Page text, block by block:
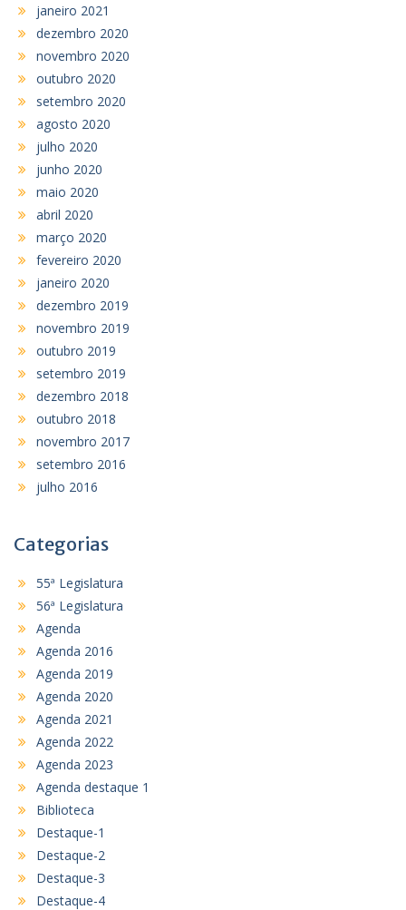
janeiro 2021
dezembro 2020
novembro 2020
outubro 2020
setembro 2020
agosto 2020
julho 2020
junho 2020
maio 2020
abril 2020
março 2020
fevereiro 2020
janeiro 2020
dezembro 2019
novembro 2019
outubro 2019
setembro 2019
dezembro 2018
outubro 2018
novembro 2017
setembro 2016
julho 2016
Categorias
55ª Legislatura
56ª Legislatura
Agenda
Agenda 2016
Agenda 2019
Agenda 2020
Agenda 2021
Agenda 2022
Agenda 2023
Agenda destaque 1
Biblioteca
Destaque-1
Destaque-2
Destaque-3
Destaque-4